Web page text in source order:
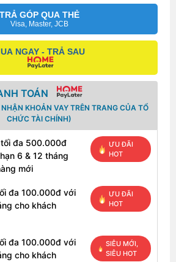
TRẢ GÓP QUA THẺ
Visa, Master, JCB
NGAY - TRẢ SAU
TOÁN
KHOẢN VAY TRÊN TRANG CỦA TỔ
CHỨC TÀI CHÍNH)
tối đa 500.000đ
6 & 12 tháng
mới
ƯU ĐÃI
HOT
đa 100.000đ với
cho khách
ƯU ĐÃI
HOT
đa 100.000đ với
cho khách
SIÊU MỚI,
SIÊU HOT